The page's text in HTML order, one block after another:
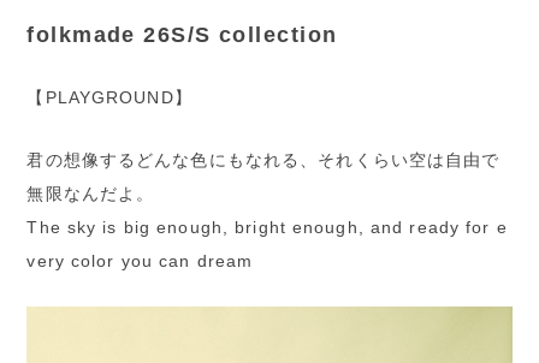
folkmade 26S/S collection
【PLAYGROUND】
君の想像するどんな色にもなれる、それくらい空は自由で
無限なんだよ。
The sky is big enough, bright enough, and ready for e
very color you can dream